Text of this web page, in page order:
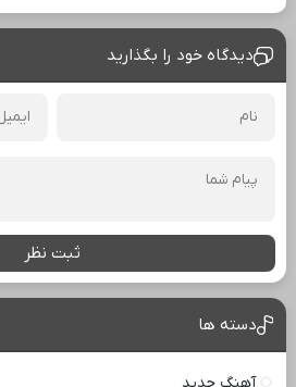
دیدگاه خود را بگذارید
ثبت نظر
دسته ها